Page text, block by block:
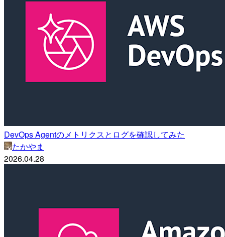
DevOps Agentのメトリクスとログを確認してみた
たかやま
2026.04.28